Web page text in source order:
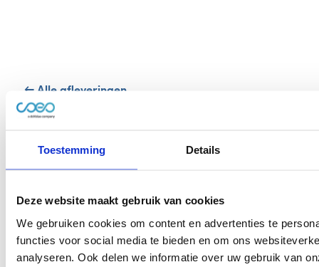
Toestemming Details
Deze website maakt gebruik van cookies
We gebruiken cookies om content en advertenties te
functies voor social media te bieden en om ons
analyseren. Ook delen we informatie over uw gebruik van
← Alle afleveringen
Volg ons op: